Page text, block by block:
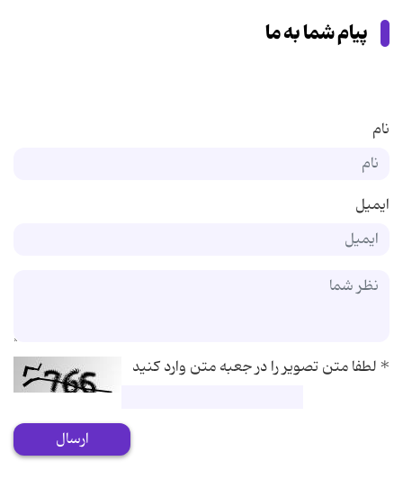
پیام شما به ما
نام
ایمیل
*لطفا متن تصویر را در جعبه متن وارد کنید
ارسال